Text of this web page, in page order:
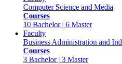
Computer Science and Media
Courses
10 Bachelor | 6 Master
Faculty
Business Administration and
Courses
3 Bachelor | 3 Master